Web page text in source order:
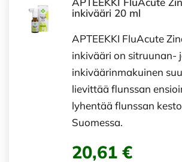
inkivääri 20 ml
APTEEKKI FluAcute
inkivääri on sitruunan-
inkiväärinmakuinen
lievittää flunssan
lyhentää flunssan
Suomessa.
20,61 €